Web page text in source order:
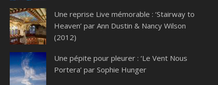
Une reprise Live mémorable : ‘Stairway to
Heaven’ par Ann Dustin & Nancy Wilson
(2012)
Une pépite pour pleurer : ‘Le Vent Nous
Portera’ par Sophie Hunger